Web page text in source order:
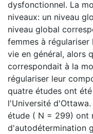
dysfonctionnel. La
niveaux: un niveau
niveau global
femmes à
vie en général, alors
correspondait à la
régulariser leur
quatre études ont
l'Université
étude ( N = 299) ont
d'autodétermination